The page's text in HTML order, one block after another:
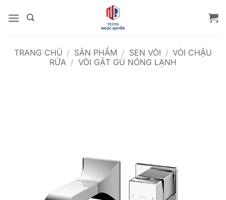
qua
TRANG CHỦ / SẢN PHẨM / SEN VÒI / VÒI CHẬU
RỬA / VÒI GẬT GÙ NÓNG LẠNH